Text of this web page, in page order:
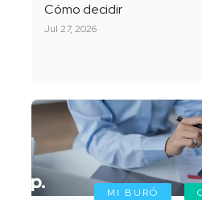
Cómo decidir
Jul 27, 2026
MI BURÓ